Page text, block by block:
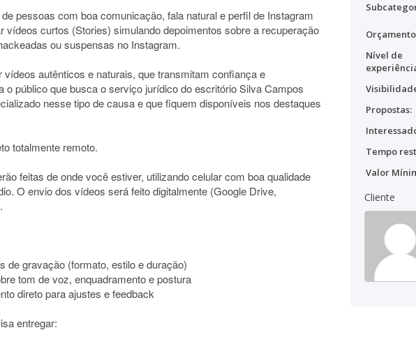
pessoas com boa comunicação, fala natural e perfil de Instagram
vídeos curtos (Stories) simulando depoimentos sobre a recuperação
ou suspensas no Instagram.
vídeos autênticos e naturais, que transmitam confiança e
o público que busca o serviço jurídico do escritório Silva Campos
nesse tipo de causa e que fiquem disponíveis nos destaques
totalmente remoto.
feitas de onde você estiver, utilizando celular com boa qualidade
O envio dos vídeos será feito digitalmente (Google Drive,
de gravação (formato, estilo e duração)
tom de voz, enquadramento e postura
direto para ajustes e feedback
entregar:
Nível de
Propostas:
Tempo
Valor
Cliente